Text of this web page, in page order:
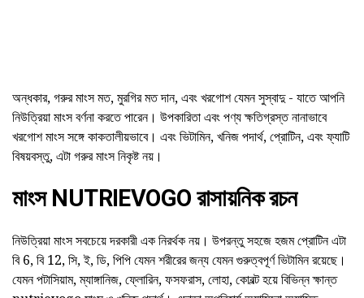
অন্ধকার, গরুর মাংস মত, মুরগির মত দান, এবং খরগোশ যেমন সুস্বাদু - যাতে আপনি
নিউত্রিয়া মাংস বর্ণনা করতে পারেন। উপকারিতা এবং পণ্য ক্ষতিগ্রস্ত নানাভাবে
খরগোশ মাংস সঙ্গে কাকতালীয়ভাবে। এবং ভিটামিন, খনিজ পদার্থ, প্রোটিন, এবং ফ্যাটি
বিষয়বস্তু, এটা গরুর মাংস নিকৃষ্ট নয়।
মাংস NUTRIEVOGO রাসায়নিক রচন
নিউত্রিয়া মাংস সবচেয়ে দরকারী এক নিরর্থক নয়। উপরন্তু সহজে হজম প্রোটিন এটা
বি 6, বি 12, সি, ই, ডি, পিপি যেমন শরীরের জন্য যেমন গুরুত্বপূর্ণ ভিটামিন রয়েছে।
যেমন পটাসিয়াম, ম্যাঙ্গানিজ, ফ্লোরিন, ফসফরাস, লোহা, কোবল্ট হয়ে বিভিন্ন ক্ষান্ত